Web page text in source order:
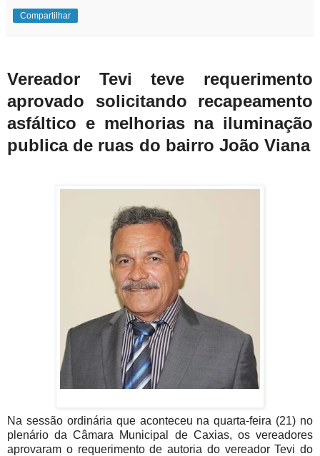
Compartilhar
Vereador Tevi teve requerimento
aprovado solicitando recapeamento
asfáltico e melhorias na iluminação
publica de ruas do bairro João Viana
Na sessão ordinária que aconteceu na quarta-feira (21) no
plenário da Câmara Municipal de Caxias, os vereadores
aprovaram o requerimento de autoria do vereador Tevi do